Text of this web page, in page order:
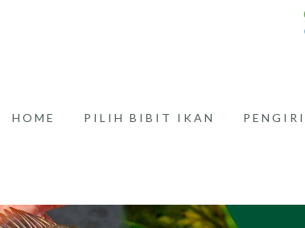
HOME PILIH BIBIT IKAN